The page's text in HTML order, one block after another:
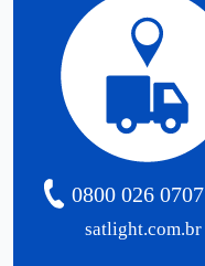
satlight.com.br
0800 026 0707